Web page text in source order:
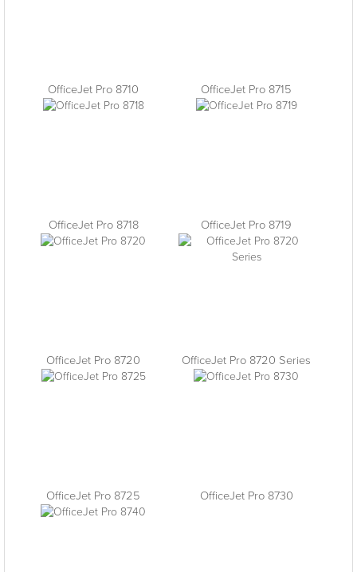
OfficeJet Pro 8710 OfficeJet Pro 8715
OfficeJet Pro 8718 OfficeJet Pro 8719
OfficeJet Pro 8720 OfficeJet Pro 8720 Series
OfficeJet Pro 8725 OfficeJet Pro 8730